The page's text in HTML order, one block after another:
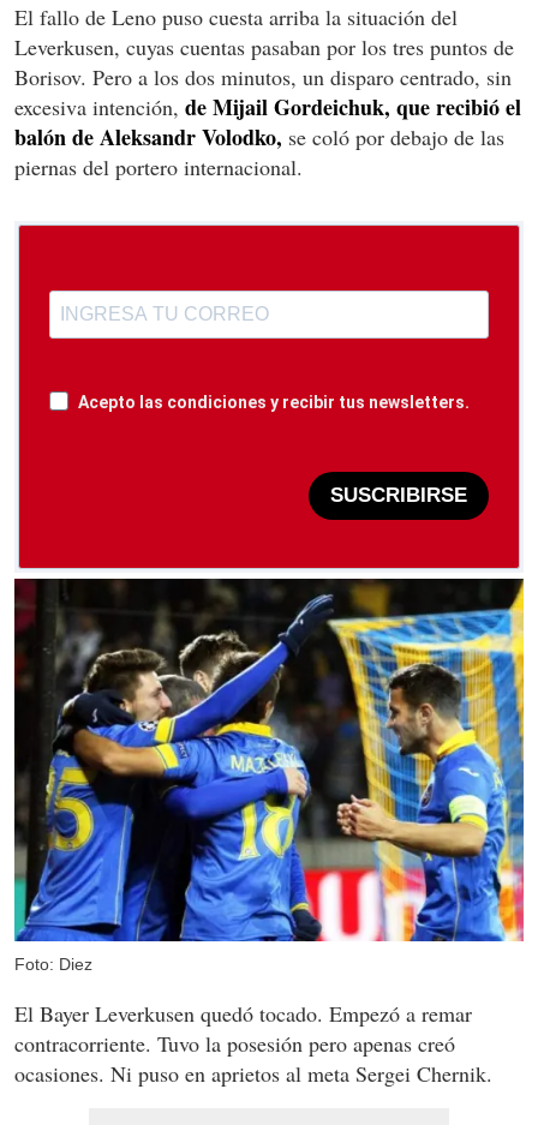
El fallo de Leno puso cuesta arriba la situación del
Leverkusen, cuyas cuentas pasaban por los tres puntos de
Borisov. Pero a los dos minutos, un disparo centrado, sin
excesiva intención, de Mijail Gordeichuk, que recibió el
balón de Aleksandr Volodko, se coló por debajo de las
piernas del portero internacional.
Acepto las condiciones y recibir tus newsletters.
SUSCRIBIRSE
Foto: Diez
El Bayer Leverkusen quedó tocado. Empezó a remar
contracorriente. Tuvo la posesión pero apenas creó
ocasiones. Ni puso en aprietos al meta Sergei Chernik.